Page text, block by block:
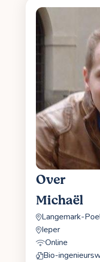
Over
Michaël
Langemark-
Ieper
Online
Bio-